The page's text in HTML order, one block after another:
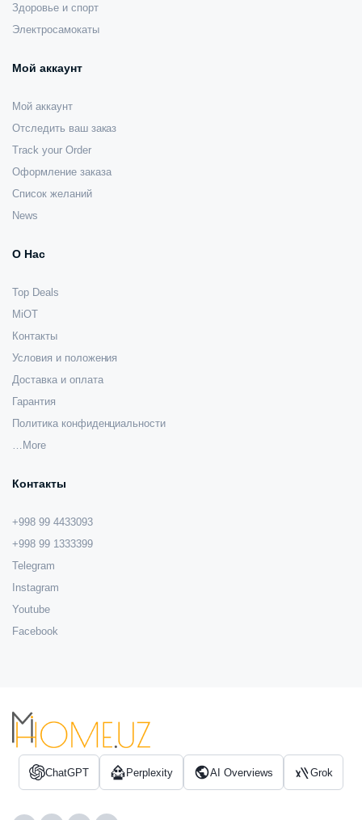
Здоровье и спорт
Электросамокаты
Мой аккаунт
Мой аккаунт
Отследить ваш заказ
Track your Order
Оформление заказа
Список желаний
News
О Нас
Top Deals
MiOT
Контакты
Условия и положения
Доставка и оплата
Гарантия
Политика конфиденциальности
…More
Контакты
+998 99 4433093
+998 99 1333399
Telegram
Instagram
Youtube
Facebook
ChatGPT Perplexity AI Overviews Grok